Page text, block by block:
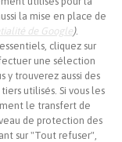
la mise en place de
de Google).
cliquez sur
une sélection
y trouverez aussi des
utilisés. Si vous les
le transfert de
de protection des
sur "Tout refuser",
posé
utilisé
ou
de l’observation à